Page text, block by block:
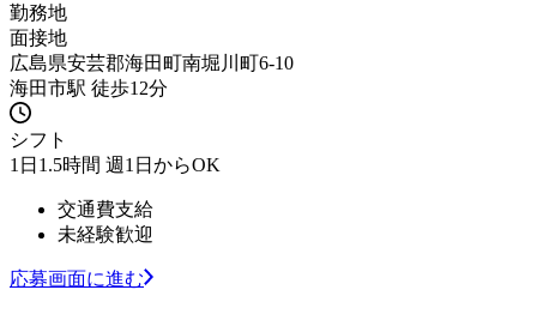
勤務地
面接地
広島県安芸郡海田町南堀川町6-10
海田市駅 徒歩12分
シフト
1日1.5時間 週1日からOK
交通費支給
未経験歓迎
応募画面に進む